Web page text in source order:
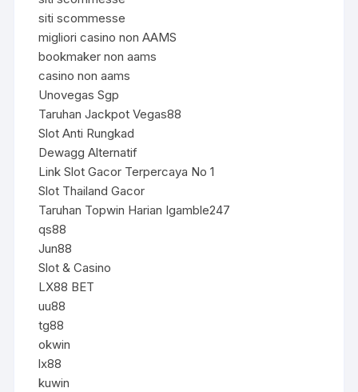
siti scommesse
migliori casino non AAMS
bookmaker non aams
casino non aams
Unovegas Sgp
Taruhan Jackpot Vegas88
Slot Anti Rungkad
Dewagg Alternatif
Link Slot Gacor Terpercaya No 1
Slot Thailand Gacor
Taruhan Topwin Harian Igamble247
qs88
Jun88
Slot & Casino
LX88 BET
uu88
tg88
okwin
lx88
kuwin